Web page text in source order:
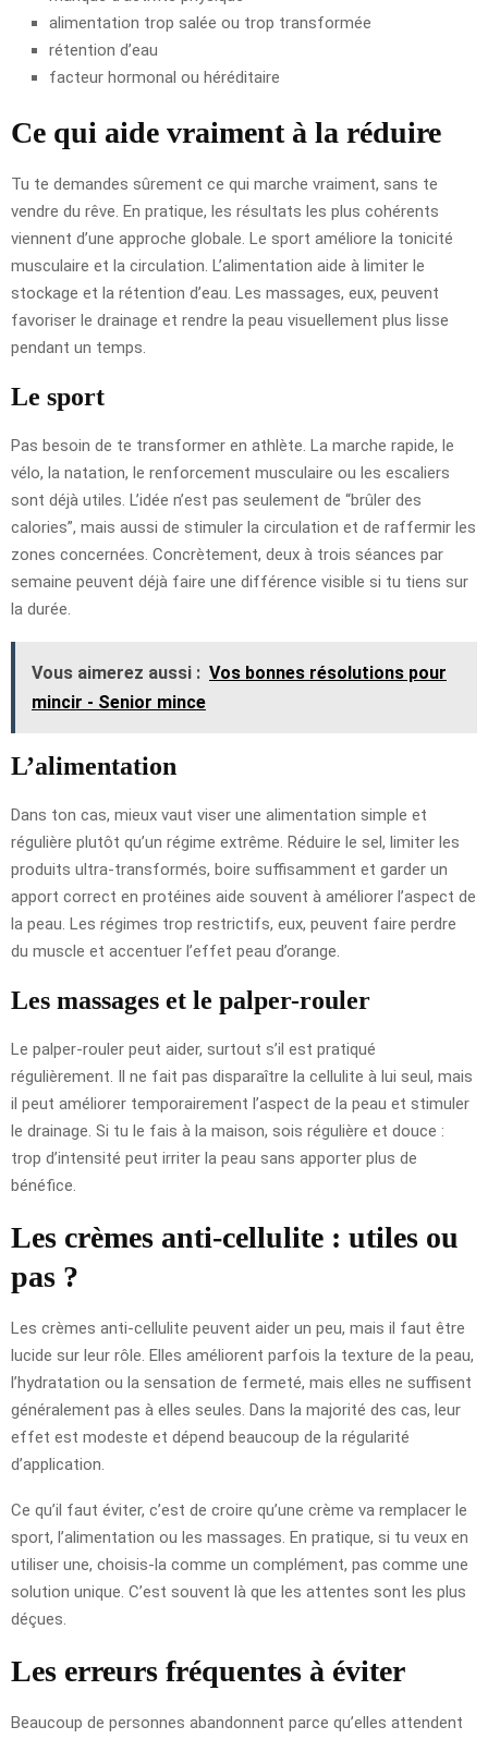
alimentation trop salée ou trop transformée
rétention d’eau
facteur hormonal ou héréditaire
Ce qui aide vraiment à la réduire
Tu te demandes sûrement ce qui marche vraiment, sans te
vendre du rêve. En pratique, les résultats les plus cohérents
viennent d’une approche globale. Le sport améliore la tonicité
musculaire et la circulation. L’alimentation aide à limiter le
stockage et la rétention d’eau. Les massages, eux, peuvent
favoriser le drainage et rendre la peau visuellement plus lisse
pendant un temps.
Le sport
Pas besoin de te transformer en athlète. La marche rapide, le
vélo, la natation, le renforcement musculaire ou les escaliers
sont déjà utiles. L’idée n’est pas seulement de “brûler des
calories”, mais aussi de stimuler la circulation et de raffermir les
zones concernées. Concrètement, deux à trois séances par
semaine peuvent déjà faire une différence visible si tu tiens sur
la durée.
Vous aimerez aussi : Vos bonnes résolutions pour
mincir - Senior mince
L’alimentation
Dans ton cas, mieux vaut viser une alimentation simple et
régulière plutôt qu’un régime extrême. Réduire le sel, limiter les
produits ultra-transformés, boire suffisamment et garder un
apport correct en protéines aide souvent à améliorer l’aspect de
la peau. Les régimes trop restrictifs, eux, peuvent faire perdre
du muscle et accentuer l’effet peau d’orange.
Les massages et le palper-rouler
Le palper-rouler peut aider, surtout s’il est pratiqué
régulièrement. Il ne fait pas disparaître la cellulite à lui seul, mais
il peut améliorer temporairement l’aspect de la peau et stimuler
le drainage. Si tu le fais à la maison, sois régulière et douce :
trop d’intensité peut irriter la peau sans apporter plus de
bénéfice.
Les crèmes anti-cellulite : utiles ou
pas ?
Les crèmes anti-cellulite peuvent aider un peu, mais il faut être
lucide sur leur rôle. Elles améliorent parfois la texture de la peau,
l’hydratation ou la sensation de fermeté, mais elles ne suffisent
généralement pas à elles seules. Dans la majorité des cas, leur
effet est modeste et dépend beaucoup de la régularité
d’application.
Ce qu’il faut éviter, c’est de croire qu’une crème va remplacer le
sport, l’alimentation ou les massages. En pratique, si tu veux en
utiliser une, choisis-la comme un complément, pas comme une
solution unique. C’est souvent là que les attentes sont les plus
déçues.
Les erreurs fréquentes à éviter
Beaucoup de personnes abandonnent parce qu’elles attendent